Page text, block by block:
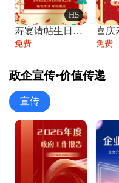
H5
寿宴请帖生日宴邀请函老人寿星生日快乐祝寿
免费 免费
政企宣传•价值传递
宣传